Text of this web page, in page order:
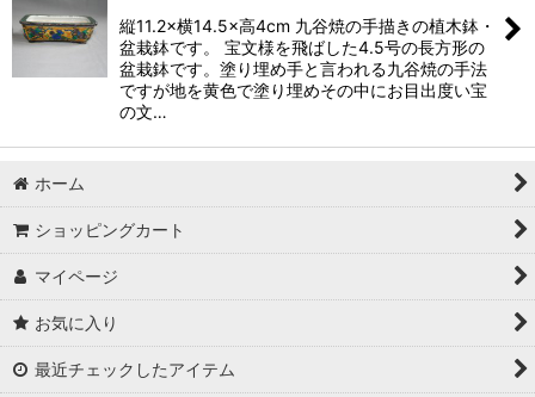
縦11.2×横14.5×高4cm 九谷焼の手描きの植木鉢・
盆栽鉢です。 宝文様を飛ばした4.5号の長方形の
盆栽鉢です。塗り埋め手と言われる九谷焼の手法
ですが地を黄色で塗り埋めその中にお目出度い宝
の文…
ホーム
ショッピングカート
マイページ
お気に入り
最近チェックしたアイテム